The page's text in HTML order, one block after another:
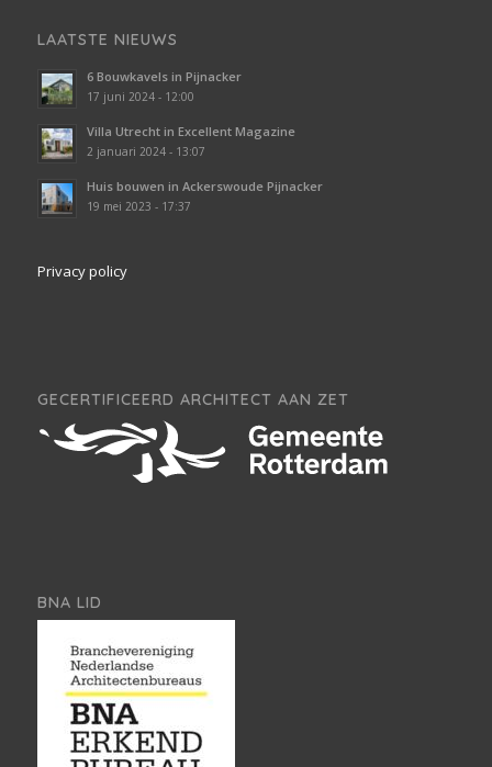
LAATSTE NIEUWS
6 Bouwkavels in Pijnacker
17 juni 2024 - 12:00
Villa Utrecht in Excellent Magazine
2 januari 2024 - 13:07
Huis bouwen in Ackerswoude Pijnacker
19 mei 2023 - 17:37
Privacy policy
GECERTIFICEERD ARCHITECT AAN ZET
BNA LID